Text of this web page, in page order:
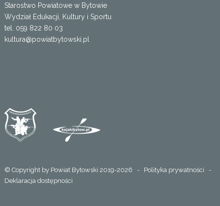
Starostwo Powiatowe w Bytowie
Wydział Edukacji, Kultury i Sportu
tel. 059 822 80 03
kultura@powiatbytowski.pl
© Copyright by Powiat Bytowski 2019-2026 - Polityka prywatności -
Deklaracja dostępności